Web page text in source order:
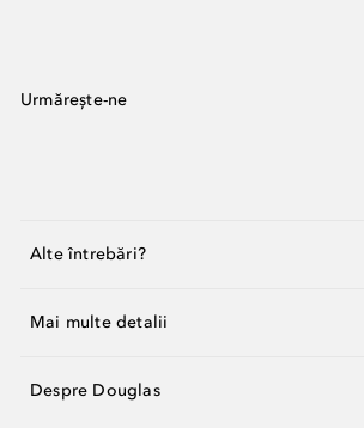
Urmărește-ne
Alte întrebări?
Mai multe detalii
Despre Douglas